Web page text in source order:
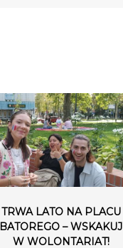
TRWA LATO NA PLACU
BATOREGO – WSKAKUJ
W WOLONTARIAT!